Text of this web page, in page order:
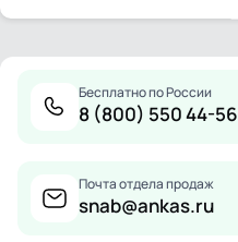
Бесплатно по России
8 (800) 550 44-56
Почта отдела продаж
snab@ankas.ru